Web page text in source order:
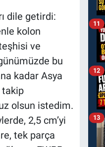
dile getirdi:
kolon
ve
bu
kadar Asya
takip
olsun istedim.
2,5 cm’yi
tek parça
11
12
13